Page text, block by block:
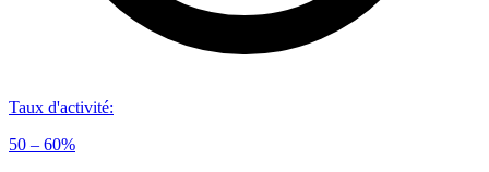
Taux d'activité:
50 – 60%